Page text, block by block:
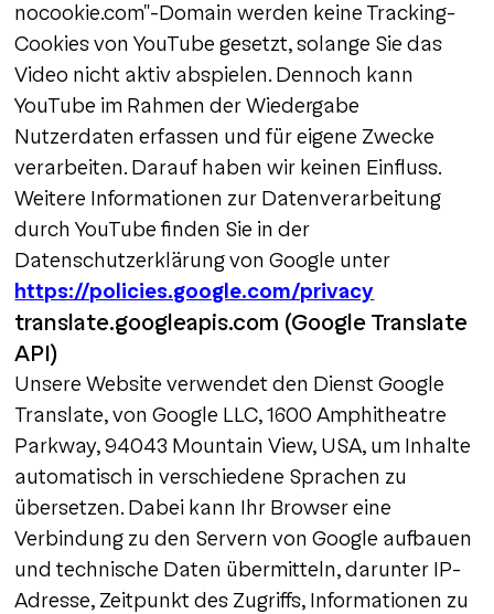
nocookie.com"-Domain werden keine Tracking-
Cookies von YouTube gesetzt, solange Sie das
Video nicht aktiv abspielen. Dennoch kann
YouTube im Rahmen der Wiedergabe
Nutzerdaten erfassen und für eigene Zwecke
verarbeiten. Darauf haben wir keinen Einfluss.
Weitere Informationen zur Datenverarbeitung
durch YouTube finden Sie in der
Datenschutzerklärung von Google unter
https://policies.google.com/privacy
translate.googleapis.com (Google Translate
API)
Unsere Website verwendet den Dienst Google
Translate, von Google LLC, 1600 Amphitheatre
Parkway, 94043 Mountain View, USA, um Inhalte
automatisch in verschiedene Sprachen zu
übersetzen. Dabei kann Ihr Browser eine
Verbindung zu den Servern von Google aufbauen
und technische Daten übermitteln, darunter IP-
Adresse, Zeitpunkt des Zugriffs, Informationen zu